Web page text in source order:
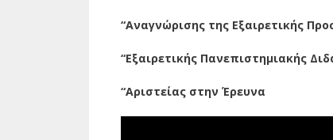
“Αναγνώρισης της Εξαιρετικής
“Εξαιρετικής Πανεπιστημιακής
“Αριστείας στην Έρευνα